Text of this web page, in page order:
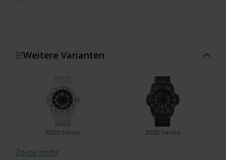
Weitere Varianten
3500 Series 3500 Series
Zeige mehr